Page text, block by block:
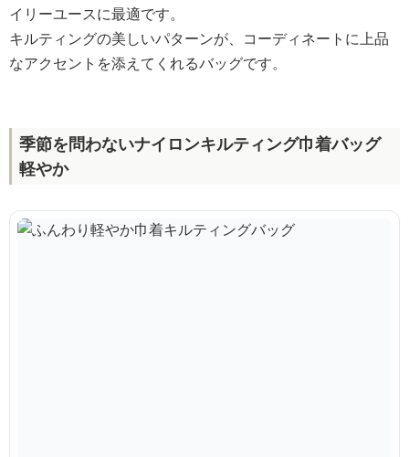
イリーユースに最適です。
キルティングの美しいパターンが、コーディネートに上品
なアクセントを添えてくれるバッグです。
季節を問わないナイロンキルティング巾着バッグ
軽やか